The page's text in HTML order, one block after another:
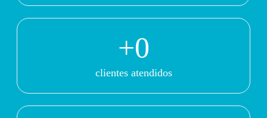
+0
clientes atendidos